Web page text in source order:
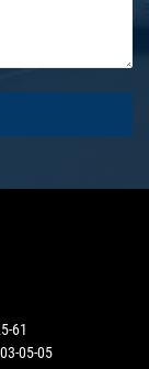
61
05-05